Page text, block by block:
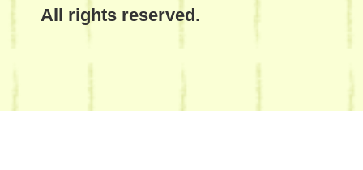
All rights reserved.